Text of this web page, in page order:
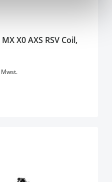
X0 AXS RSV Coil,
Mwst.